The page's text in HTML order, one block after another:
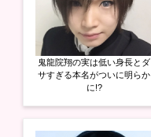
鬼龍院翔の実は低い身長とダ
サすぎる本名がついに明らか
に!?